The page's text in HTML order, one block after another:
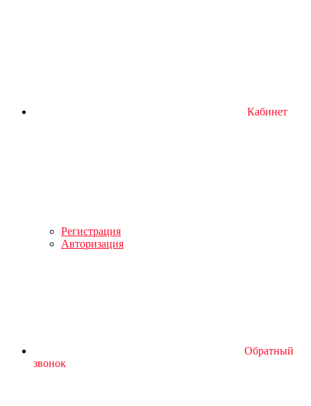
Кабинет
Регистрация
Авторизация
Обратный
звонок